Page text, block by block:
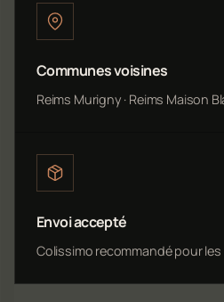
Communes voisines
Reims Murigny · Reims Maison
Envoi accepté
Colissimo recommandé pour